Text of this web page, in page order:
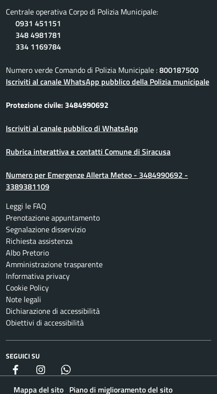
Centrale operativa Corpo di Polizia Municipale:
0931 451151
348 4981781
334 1169784
Numero verde Comando di Polizia Municipale :800187500
Iscriviti al canale WhatsApp pubblico della Polizia municipale
Protezione civile: 3484990692
Iscriviti al canale pubblico di WhatsApp
Rubrica interattiva e contatti Comune di Siracusa
Numero per Emergenze Allerta Meteo - 3484990692 -
3389381109
Leggi le FAQ
Prenotazione appuntamento
Segnalazione disservizio
Richiesta assistenza
Albo Pretorio
Amministrazione trasparente
Informativa privacy
Cookie Policy
Note legali
Dichiarazione di accessibilità
Obiettivi di accessibilità
SEGUICI SU
Facebook Instagram
Mappa del sito Piano di miglioramento del sito